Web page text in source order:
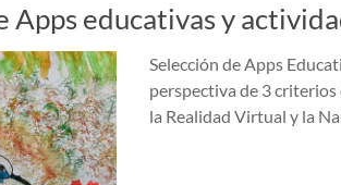
Apps educativas y
Selección de Apps
perspectiva de 3
la Realidad Virtual y la